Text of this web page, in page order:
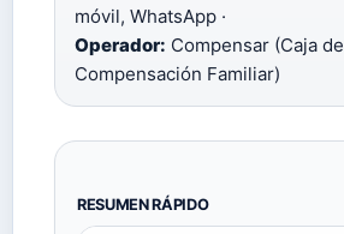
móvil, WhatsApp ·
Operador: Compensar (Caja de
Compensación Familiar)
RESUMEN RÁPIDO